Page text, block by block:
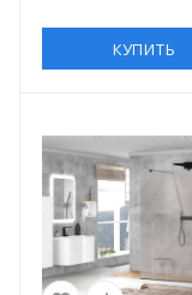
КУПИТЬ